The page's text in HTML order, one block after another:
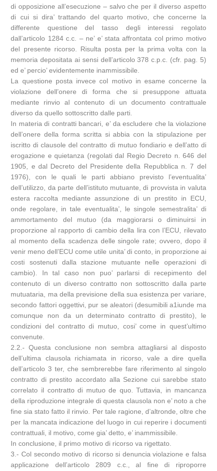
di opposizione all’esecuzione – salvo che per il diverso aspetto
di cui si dira’ trattando del quarto motivo, che concerne la
differente questione del tasso degli interessi regolato
dall’articolo 1284 c.c. – ne’ e’ stata affrontata col primo motivo
del presente ricorso. Risulta posta per la prima volta con la
memoria depositata ai sensi dell’articolo 378 c.p.c. (cfr. pag. 5)
ed e’ percio’ evidentemente inammissibile.
La questione posta invece col motivo in esame concerne la
violazione dell’onere di forma che si presuppone attuata
mediante rinvio al contenuto di un documento contrattuale
diverso da quello sottoscritto dalle parti.
In materia di contratti bancari, e’ da escludere che la violazione
dell’onere della forma scritta si abbia con la stipulazione per
iscritto di clausole del contratto di mutuo fondiario e dell’atto di
erogazione e quietanza (regolati dal Regio Decreto n. 646 del
1905, e dal Decreto del Presidente della Repubblica n. 7 del
1976), con le quali le parti abbiano previsto l’eventualita’
dell’utilizzo, da parte dell’istituto mutuante, di provvista in valuta
estera raccolta mediante assunzione di un prestito in ECU,
onde regolare, in tale eventualita’, le singole semestralita’ di
ammortamento del mutuo (da maggiorarsi o diminuirsi in
proporzione al rapporto di cambio della lira con l’ECU, rilevato
al momento della scadenza delle singole rate; ovvero, dopo il
venir meno dell’ECU come utile unita’ di conto, in proporzione ai
costi sostenuti dalla stazione mutuante nelle operazioni di
cambio). In tal caso non puo’ parlarsi di recepimento del
contenuto di un diverso contratto non sottoscritto dalla parte
mutuataria, ma della previsione della sua esistenza per variare,
secondo fattori oggettivi, pur se aleatori (desumibili a1iunde ma
comunque non da un determinato contratto di prestito), le
condizioni del contratto di mutuo, cosi’ come in quest’ultimo
convenute.
2.2.- Questa conclusione non sembra attagliarsi al disposto
dell’ultima clausola richiamata in ricorso, vale a dire quella
dell’articolo 3 ter, che sembrerebbe fare riferimento al singolo
contratto di prestito accordato alla Sezione cui sarebbe stato
correlato il contratto di mutuo de quo. Tuttavia, in mancanza
della riproduzione integrale di questa clausola non e’ noto a che
fine sia stato fatto il rinvio. Per tale ragione, d’altronde, oltre che
per la mancata indicazione del luogo in cui reperire i documenti
contrattuali, il motivo, come gia’ detto, e’ inammissibile.
In conclusione, il primo motivo di ricorso va rigettato.
3.- Col secondo motivo di ricorso si denuncia violazione e falsa
applicazione dell’articolo 2809 c.c., al fine di riproporre